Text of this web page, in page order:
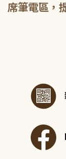
席筆電區，